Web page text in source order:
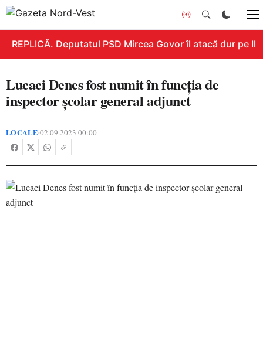
REPLICĂ. Deputatul PSD Mircea Govor îl atacă dur pe
Lucaci Denes fost numit în funcția de
inspector școlar general adjunct
LOCALE•02.09.2023 00:00